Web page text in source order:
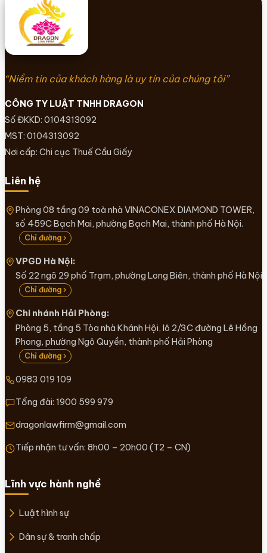
“Niềm tin của khách hàng là uy tín của chúng tôi”
CÔNG TY LUẬT TNHH DRAGON
Số ĐKKD: 0104313092
MST: 0104313092
Nơi cấp: Chi cục Thuế Cầu Giấy
Liên hệ
Phòng 08 tầng 09 toà nhà VINACONEX DIAMOND TOWER,
số 459C Bạch Mai, phường Bạch Mai, thành phố Hà Nội.
Chỉ đường ›
VPGD Hà Nội:
Số 22 ngõ 29 phố Trạm, phường Long Biên, thành phố Hà Nội
Chỉ đường ›
Chi nhánh Hải Phòng:
Phòng 5, tầng 5 Tòa nhà Khánh Hội, lô 2/3C đường Lê Hồng
Phong, phường Ngô Quyền, thành phố Hải Phòng
Chỉ đường ›
0983 019 109
Tổng đài: 1900 599 979
dragonlawfirm@gmail.com
Tiếp nhận tư vấn: 8h00 – 20h00 (T2 – CN)
Lĩnh vực hành nghề
Luật hình sự
Dân sự & tranh chấp